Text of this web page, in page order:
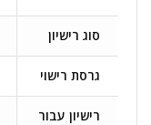
סוג רישיון
גרסת רישוי
רישיון עבור